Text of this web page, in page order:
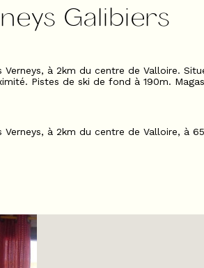
Galibiers
à 2km du centre de Valloire.
Pistes de ski de fond à 190m.
Verneys, à 2km du centre de Valloire, à